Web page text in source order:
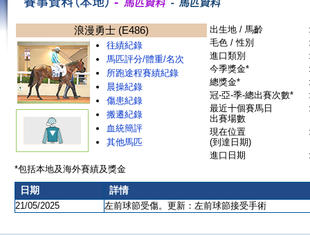
浪漫勇士 (E486)
往績紀錄
馬匹評分/體重/名次
所跑途程賽績紀錄
晨操紀錄
傷患紀錄
搬遷紀錄
血統簡評
其他馬匹
出生地 / 馬齡
毛色 / 性別
進口類別
今季獎金*
總獎金*
冠-亞-季-總出賽次數*
最近十個賽馬日
出賽場數
現在位置
(到達日期)
進口日期
*包括本地及海外賽績及獎金
日期
詳情
21/05/2025
左前球節受傷。更新：左前球節接受手術